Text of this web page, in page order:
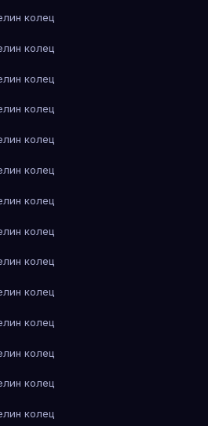
колец
колец
колец
колец
колец
колец
колец
колец
колец
колец
колец
колец
колец
колец